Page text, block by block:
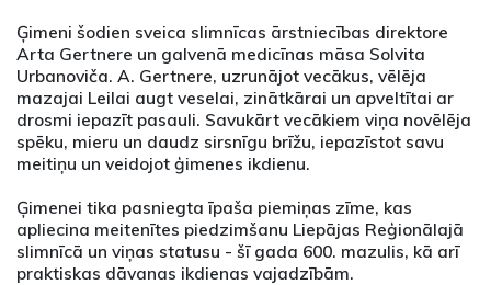
Ģimeni šodien sveica slimnīcas ārstniecības direktore
Arta Gertnere un galvenā medicīnas māsa Solvita
Urbanoviča. A. Gertnere, uzrunājot vecākus, vēlēja
mazajai Leilai augt veselai, zinātkārai un apveltītai ar
drosmi iepazīt pasauli. Savukārt vecākiem viņa novēlēja
spēku, mieru un daudz sirsnīgu brīžu, iepazīstot savu
meitiņu un veidojot ģimenes ikdienu.
Ģimenei tika pasniegta īpaša piemiņas zīme, kas
apliecina meitenītes piedzimšanu Liepājas Reģionālajā
slimnīcā un viņas statusu - šī gada 600. mazulis, kā arī
praktiskas dāvanas ikdienas vajadzībām.